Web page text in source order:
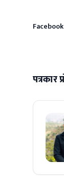
पत्रकार